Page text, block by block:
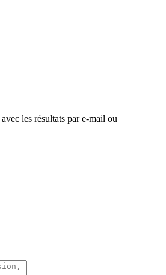
les résultats par e-mail ou